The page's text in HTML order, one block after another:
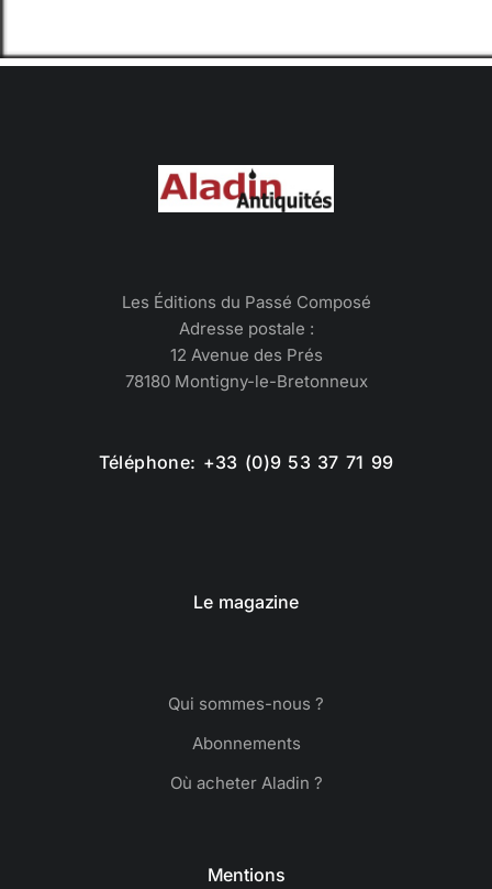
Les Éditions du Passé Composé
Adresse postale :
12 Avenue des Prés
78180 Montigny-le-Bretonneux
Téléphone: +33 (0)9 53 37 71 99
Le magazine
Qui sommes-nous ?
Abonnements
Où acheter Aladin ?
Mentions